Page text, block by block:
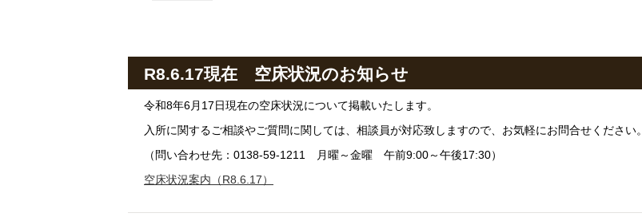
R8.6.17現在 空床状況のお知らせ
令和8年6月17日現在の空床状況について掲載いたします。
入所に関するご相談やご質問に関しては、相談員が対応致しますので、お気軽にお問合せください。
（問い合わせ先：0138-59-1211 月曜～金曜 午前9:00～午後17:30）
空床状況案内（R8.6.17）